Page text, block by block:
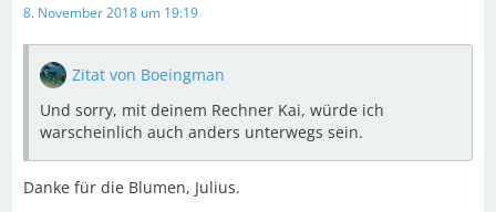
8. November 2018 um 19:19
Zitat von Boeingman
Und sorry, mit deinem Rechner Kai, würde ich
warscheinlich auch anders unterwegs sein.
Danke für die Blumen, Julius.